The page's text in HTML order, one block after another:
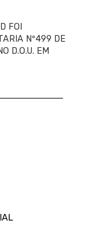
FOI
Nº499 DE
D.O.U. EM